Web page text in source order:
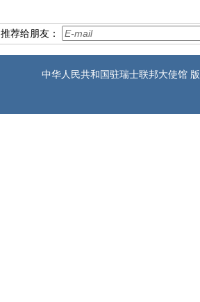
推荐给朋友：
中华人民共和国驻瑞士联邦大使馆